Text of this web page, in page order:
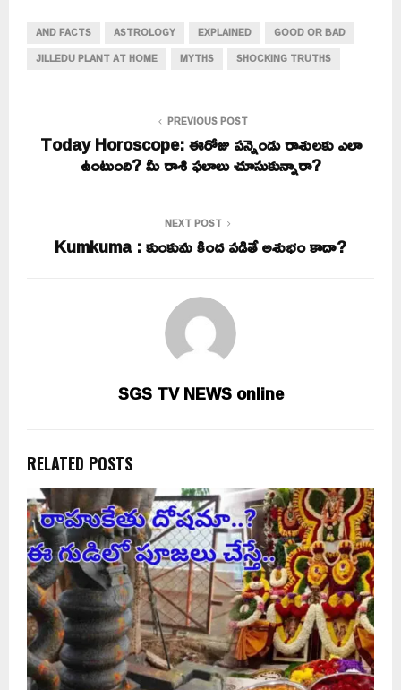
AND FACTS ASTROLOGY EXPLAINED
GOOD OR BAD
JILLEDU PLANT AT HOME
MYTHS SHOCKING TRUTHS
PREVIOUS POST
Today Horoscope: ఈరోజు పన్నెండు రాశులకు ఎలా
ఉంటుంది? మీ రాశి ఫలాలు చూసుకున్నారా?
NEXT POST
Kumkuma : కుంకుమ కింద పడితే అశుభం కాదా?
SGS TV NEWS online
RELATED POSTS